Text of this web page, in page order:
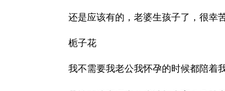
还是应该有的，老婆生孩子了，很幸
栀子花
我不需要我老公我怀孕的时候都陪着